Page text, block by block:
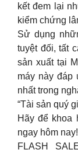
kết đem lại
kiểm chứng
Sử dụng
tuyệt đối, tất
sản xuất tại
máy này đáp
nhất trong
“Tài sản quý
Hãy để khoa
ngay hôm
FLASH